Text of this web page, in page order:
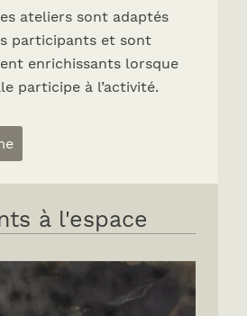
ateliers sont adaptés
participants et sont
enrichissants lorsque
participe à l’activité.
à l'espace